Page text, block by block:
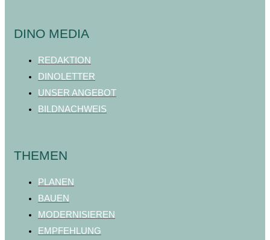
DINO MEDIA
REDAKTION
DINOLETTER
UNSER ANGEBOT
BILDNACHWEIS
THEMEN
PLANEN
BAUEN
MODERNISIEREN
EMPFEHLUNG